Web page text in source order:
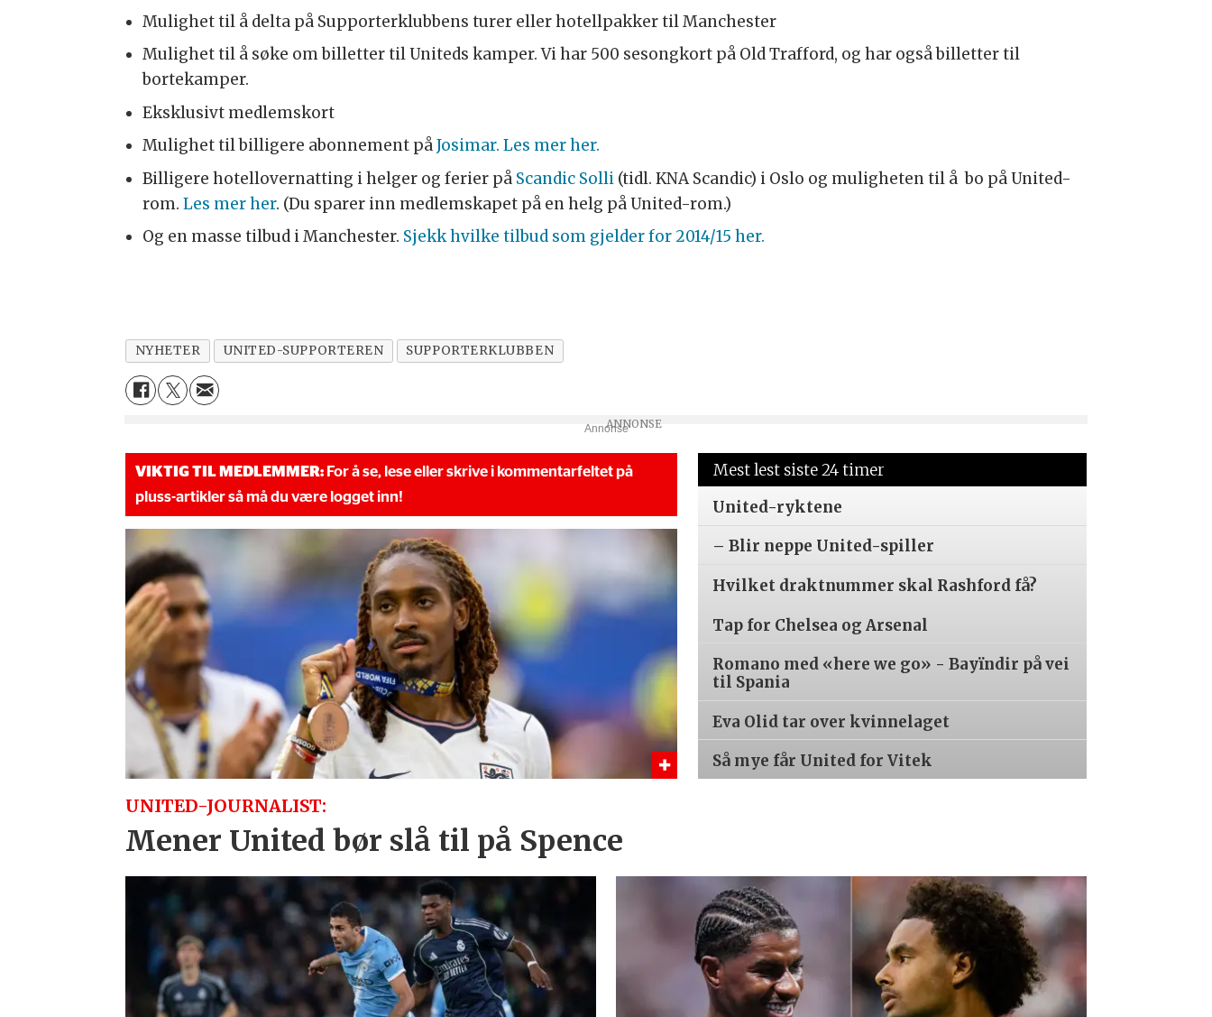
Mulighet til å delta på Supporterklubbens turer eller hotellpakker til Manchester
Mulighet til å søke om billetter til Uniteds kamper. Vi har 500 sesongkort på Old Trafford, og har også billetter til
bortekamper.
Eksklusivt medlemskort
Mulighet til billigere abonnement påJosimar. Les mer her.
Billigere hotellovernatting i helger og ferier på Scandic Solli (tidl. KNA Scandic) i Oslo og muligheten til å bo på United-
rom.Les mer her. (Du sparer inn medlemskapet på en helg på United-rom.)
Og en masse tilbud i Manchester. Sjekk hvilke tilbud som gjelder for 2014/15 her.
NYHETER UNITED-SUPPORTEREN SUPPORTERKLUBBEN
Annonse
VIKTIG TIL MEDLEMMER: For å se, lese eller skrive i kommentarfeltet på
pluss-artikler så må du være logget inn!
UNITED-JOURNALIST:
Mener United bør slå til på Spence
Mest lest siste 24 timer
United-ryktene
– Blir neppe United-spiller
Hvilket draktnummer skal Rashford få?
Tap for Chelsea og Arsenal
Romano med «here we go» - Bayïndir på vei
til Spania
Eva Olid tar over kvinnelaget
Så mye får United for Vitek